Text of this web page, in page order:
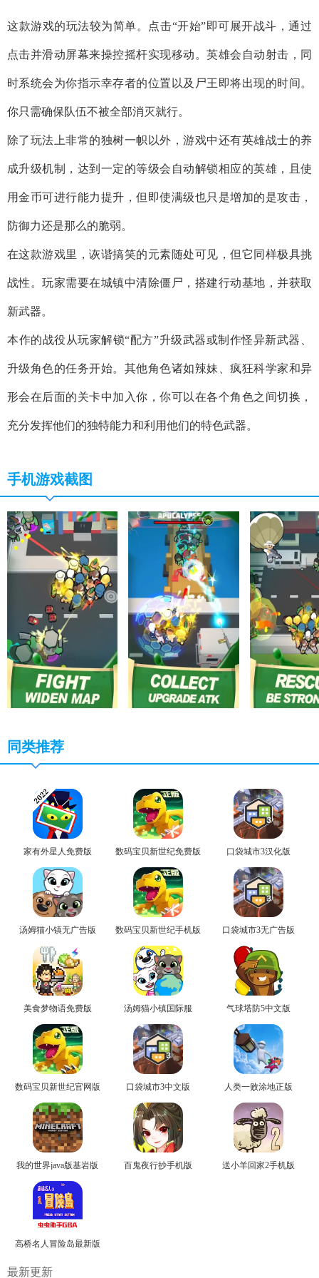
这款游戏的玩法较为简单。点击“开始”即可展开战斗，通过
点击并滑动屏幕来操控摇杆实现移动。英雄会自动射击，同
时系统会为你指示幸存者的位置以及尸王即将出现的时间。
你只需确保队伍不被全部消灭就行。
除了玩法上非常的独树一帜以外，游戏中还有英雄战士的养
成升级机制，达到一定的等级会自动解锁相应的英雄，且使
用金币可进行能力提升，但即使满级也只是增加的是攻击，
防御力还是那么的脆弱。
在这款游戏里，诙谐搞笑的元素随处可见，但它同样极具挑
战性。玩家需要在城镇中清除僵尸，搭建行动基地，并获取
新武器。
本作的战役从玩家解锁“配方”升级武器或制作怪异新武器、
升级角色的任务开始。其他角色诸如辣妹、疯狂科学家和异
形会在后面的关卡中加入你，你可以在各个角色之间切换，
充分发挥他们的独特能力和利用他们的特色武器。
手机游戏截图
同类推荐
家有外星人免费版 数码宝贝新世纪免费版 口袋城市3汉化版
汤姆猫小镇无广告版 数码宝贝新世纪手机版 口袋城市3无广告版
美食梦物语免费版 汤姆猫小镇国际服 气球塔防5中文版
数码宝贝新世纪官网版 口袋城市3中文版 人类一败涂地正版
我的世界java版基岩版 百鬼夜行抄手机版 送小羊回家2手机版
高桥名人冒险岛最新版
最新更新